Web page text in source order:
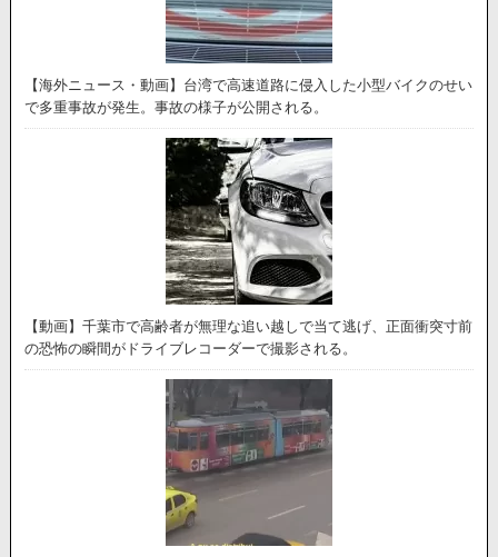
【海外ニュース・動画】台湾で高速道路に侵入した小型バイクのせい
で多重事故が発生。事故の様子が公開される。
【動画】千葉市で高齢者が無理な追い越しで当て逃げ、正面衝突寸前
の恐怖の瞬間がドライブレコーダーで撮影される。